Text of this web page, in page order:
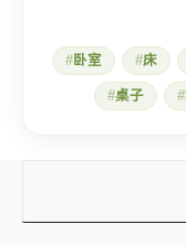
式
卧室 床
桌子